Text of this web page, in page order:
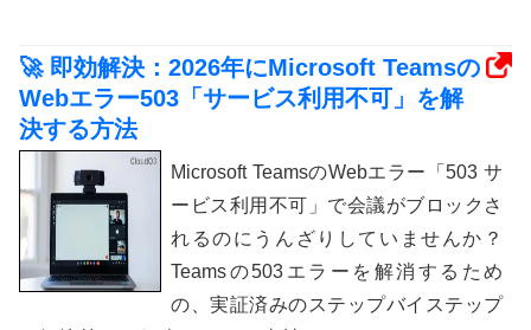
🚀 即効解決：2026年にMicrosoft Teamsの
Webエラー503「サービス利用不可」を解
決する方法
Microsoft TeamsのWebエラー「503 サ
ービス利用不可」で会議がブロックさ
れるのにうんざりしていませんか？
Teamsの503エラーを解消するため
の、実証済みのステップバイステップ